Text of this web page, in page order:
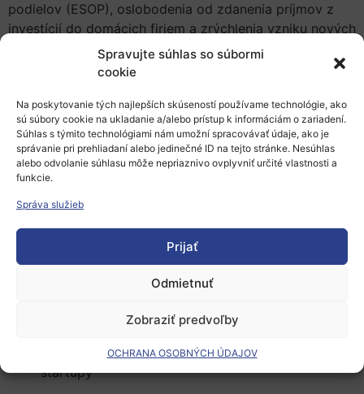
Spravujte súhlas so súbormi
cookie
Na poskytovanie tých najlepších skúseností používame technológie, ako
sú súbory cookie na ukladanie a/alebo prístup k informáciám o zariadení.
Súhlas s týmito technológiami nám umožní spracovávať údaje, ako je
správanie pri prehliadaní alebo jedinečné ID na tejto stránke. Nesúhlas
alebo odvolanie súhlasu môže nepriaznivo ovplyvniť určité vlastnosti a
funkcie.
Správa služieb
Prijať
Odmietnuť
Zobraziť predvoľby
OCHRANA OSOBNÝCH ÚDAJOV
podielov (ESOP), oslobodenia od zdanenia príjmov z
investícií do domácich firiem a zrýchlenia vzniku nových
spoločností s ručením obmedzeným (viac informácií
V tejto debate InnoTalks sa pozrieme ako sa
implementácia vyššie uvedenej stratégie z dielne VAIA
podieľa na:
finančnej podpore technologických startupov
v oblasti výskumu a vývoja
zlepšovaní podmienok pre zakladanie
investorov, zakladanie nových spoločností)
vytváraní funkčnejších a lepšie prepojených
ekosystémov pre startupy
Taktiež si v rámci stretnutia:
rekapitulujeme aktuálne možnosti podpory pre
startupy